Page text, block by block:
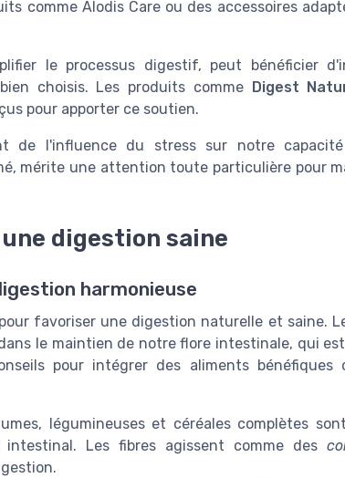
comme Alodis Care ou des accessoires
le processus digestif, peut bénéficier
choisis. Les produits comme Digest
pour apporter ce soutien.
de l'influence du stress sur notre
mérite une attention toute particulière pour
digestion saine
harmonieuse
favoriser une digestion naturelle et saine.
le maintien de notre flore intestinale, qui
pour intégrer des aliments bénéfiques
légumineuses et céréales complètes
Les fibres agissent comme des